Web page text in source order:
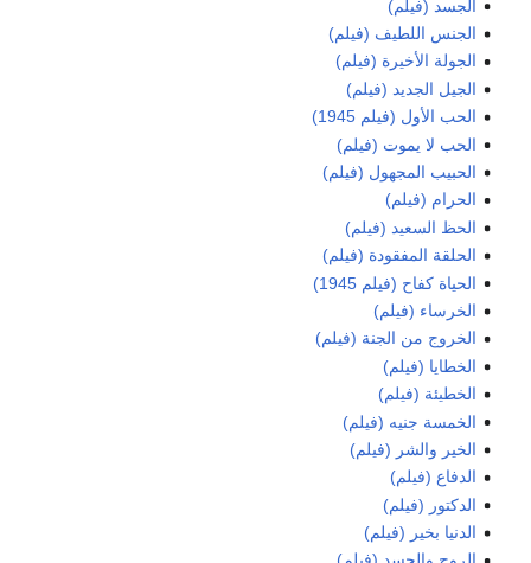
الجسد (فيلم)
الجنس اللطيف (فيلم)
الجولة الأخيرة (فيلم)
الجيل الجديد (فيلم)
الحب الأول (فيلم 1945)
الحب لا يموت (فيلم)
الحبيب المجهول (فيلم)
الحرام (فيلم)
الحظ السعيد (فيلم)
الحلقة المفقودة (فيلم)
الحياة كفاح (فيلم 1945)
الخرساء (فيلم)
الخروج من الجنة (فيلم)
الخطايا (فيلم)
الخطيئة (فيلم)
الخمسة جنيه (فيلم)
الخير والشر (فيلم)
الدفاع (فيلم)
الدكتور (فيلم)
الدنيا بخير (فيلم)